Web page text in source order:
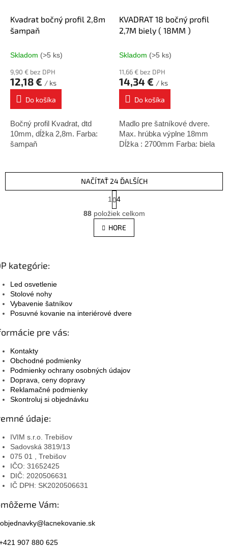
Kvadrat bočný profil 2,8m
šampaň
Skladom (>5 ks)
9,90 € bez DPH
12,18 € / ks
Do košíka
Bočný profil Kvadrat, dtd
10mm, dĺžka 2,8m. Farba:
šampaň
KVADRAT 18 bočný profil
2,7M biely ( 18MM )
Skladom (>5 ks)
11,66 € bez DPH
14,34 € / ks
Do košíka
Madlo pre šatníkové dvere.
Max. hrúbka výplne 18mm
Dĺžka : 2700mm Farba: biela
O
v
l
á
v
i
NAČÍTAŤ 24 ĎALŠÍCH
S
t
r
á
n
k
1
4
88položiek celkom
HORE
kategórie:
Led osvetlenie
Stolové nohy
Vybavenie šatníkov
Posuvné kovanie na interiérové dvere
pre vás:
Kontakty
Obchodné podmienky
Podmienky ochrany osobných údajov
Doprava, ceny dopravy
Reklamačné podmienky
Skontroluj si objednávku
údaje:
IVIM s.r.o. Trebišov
Sadovská 3819/13
075 01 , Trebišov
IČO: 31652425
DIČ: 2020506631
IČ DPH: SK2020506631
Vám:
objednavky@lacnekovanie.sk
907 880 625